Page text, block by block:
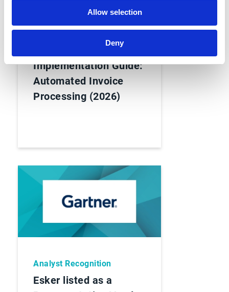
Allow selection
Deny
Implementation Guide:
Automated Invoice
Processing (2026)
Analyst Recognition
Esker listed as a